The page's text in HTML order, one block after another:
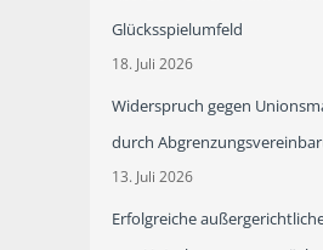
Glücksspielumfeld
18. Juli 2026
Widerspruch gegen
durch
13. Juli 2026
Erfolgreiche